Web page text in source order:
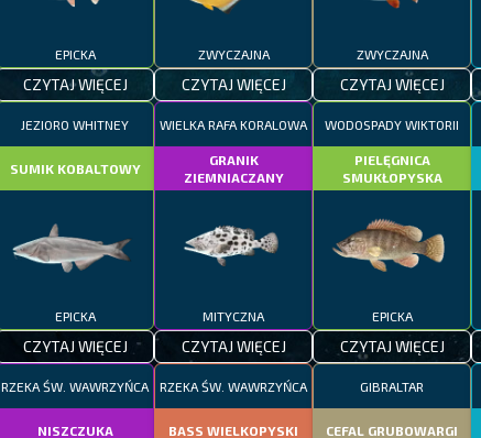
EPICKA
CZYTAJ WIĘCEJ
ZWYCZAJNA
CZYTAJ WIĘCEJ
ZWYCZAJNA
CZYTAJ WIĘCEJ
JEZIORO WHITNEY
SUMIK KOBALTOWY
EPICKA
CZYTAJ WIĘCEJ
WIELKA RAFA KORALOWA
GRANIK
ZIEMNIACZANY
MITYCZNA
CZYTAJ WIĘCEJ
WODOSPADY WIKTORII
PIELĘGNICA
SMUKŁOPYSKA
EPICKA
CZYTAJ WIĘCEJ
RZEKA ŚW. WAWRZYŃCA
NISZCZUKA
RZEKA ŚW. WAWRZYŃCA
BASS WIELKOPYSKI
GIBRALTAR
CEFAL GRUBOWARGI